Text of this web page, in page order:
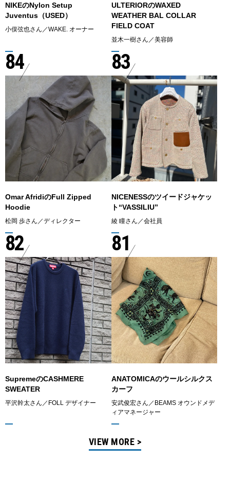
NIKEのNylon Setup
Juventus（USED）
小俣弦也さん／WAKE. オーナー
ULTERIORのWAXED
WEATHER BAL COLLAR
FIELD COAT
並木一樹さん／美容師
84
Omar AfridiのFull Zipped
Hoodie
松岡 歩さん／ディレクター
83
NICENESSのツイードジャケッ
ト“VASSILIU”
綾 瞳さん／会社員
82
SupremeのCASHMERE
SWEATER
平沢幹太さん／FOLL デザイナー
81
ANATOMICAのウールシルクス
カーフ
安武俊宏さん／BEAMS オウンドメデ
ィアマネージャー
VIEW MORE >